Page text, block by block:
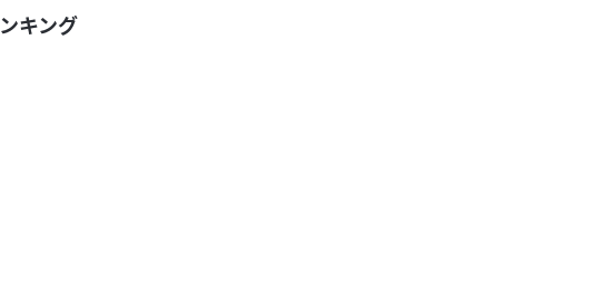
キング